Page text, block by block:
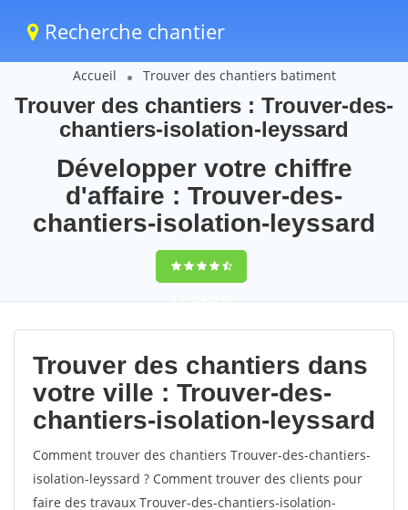
Recherche chantier
Accueil Trouver des chantiers batiment
Trouver des chantiers : Trouver-des-
chantiers-isolation-leyssard
Développer votre chiffre
d'affaire : Trouver-des-
chantiers-isolation-leyssard
9,5(100%)92
votes
Trouver des chantiers dans
votre ville : Trouver-des-
chantiers-isolation-leyssard
Comment trouver des chantiers Trouver-des-chantiers-
isolation-leyssard ? Comment trouver des clients pour
faire des travaux Trouver-des-chantiers-isolation-